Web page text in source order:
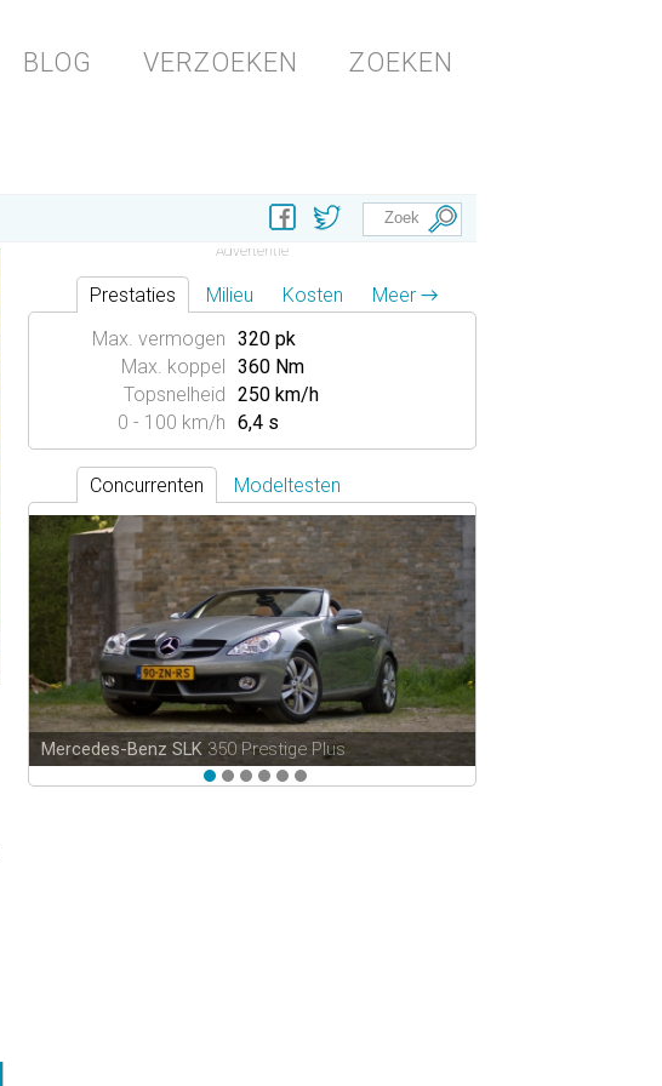
BLOG VERZOEKEN ZOEKEN
Prestaties Milieu Kosten
Meer →
Max. vermogen 320 pk
Max. koppel 360 Nm
Topsnelheid 250 km/h
0 - 100 km/h 6,4 s
Concurrenten Modeltesten
Mercedes-Benz SLK 350 Prestige Plus